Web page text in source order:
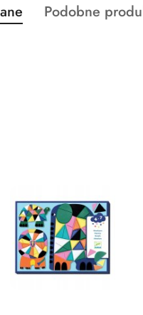
produktów
Produkty
Podobne